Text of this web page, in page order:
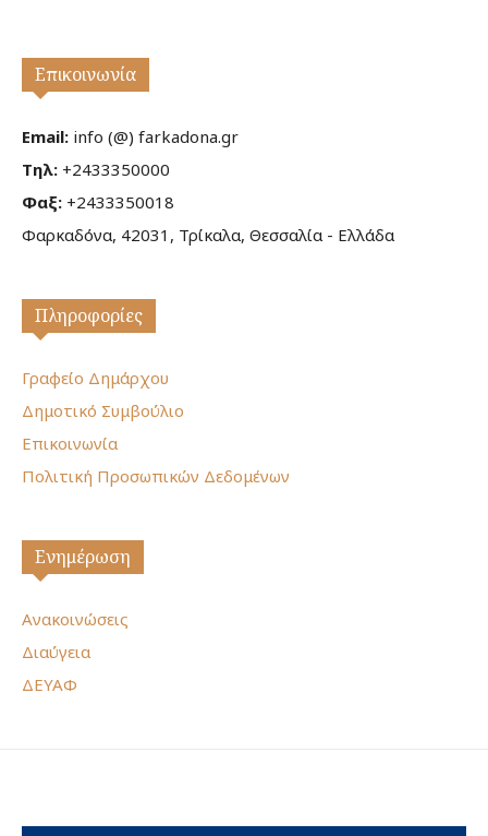
Επικοινωνία
Email: info (@) farkadona.gr
Τηλ: +2433350000
Φαξ: +2433350018
Φαρκαδόνα, 42031, Τρίκαλα, Θεσσαλία - Ελλάδα
Πληροφορίες
Γραφείο Δημάρχου
Δημοτικό Συμβούλιο
Επικοινωνία
Πολιτική Προσωπικών Δεδομένων
Ενημέρωση
Ανακοινώσεις
Διαύγεια
ΔΕΥΑΦ